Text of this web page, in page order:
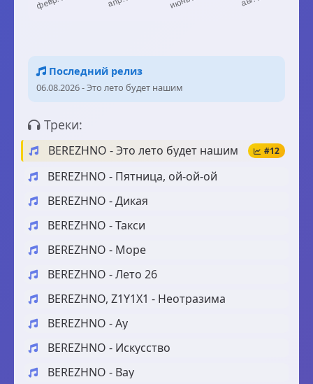
Последний релиз
06.08.2026 - Это лето будет нашим
Треки:
BEREZHNO - Это лето будет нашим #12
BEREZHNO - Пятница, ой-ой-ой
BEREZHNO - Дикая
BEREZHNO - Такси
BEREZHNO - Море
BEREZHNO - Лето 26
BEREZHNO, Z1Y1X1 - Неотразима
BEREZHNO - Ау
BEREZHNO - Искусство
BEREZHNO - Вау